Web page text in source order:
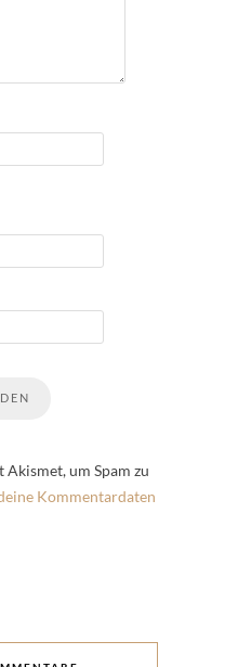
um Spam zu
Kommentardaten